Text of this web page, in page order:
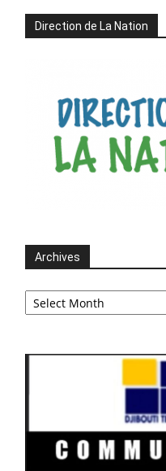
Direction de La Nation
Archives
Archives